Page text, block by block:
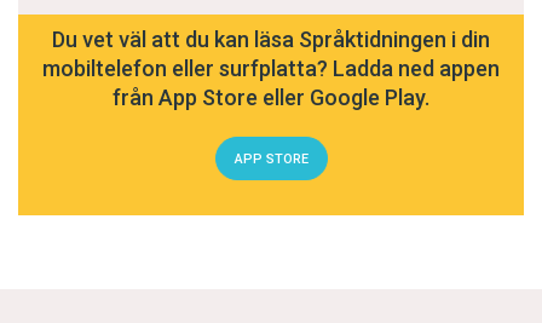
Du vet väl att du kan läsa Språktidningen i din
mobiltelefon eller surfplatta? Ladda ned appen
från App Store eller Google Play.
APP STORE